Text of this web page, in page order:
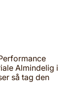
Almindelig i
så tag den